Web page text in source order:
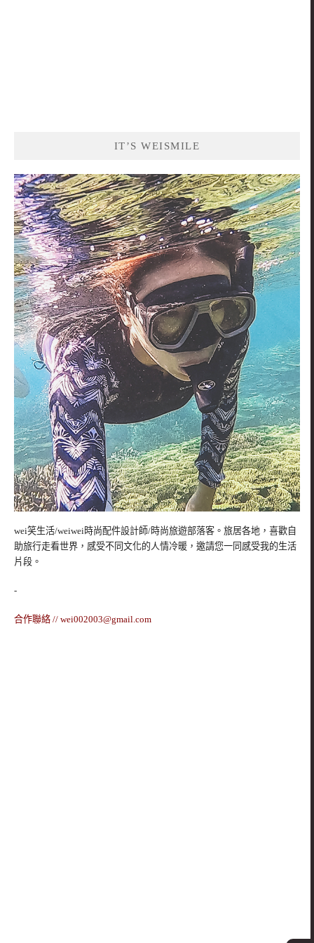
IT’S WEISMILE
wei笑生活/weiwei時尚配件設計師/時尚旅遊部落客。旅居各地，喜歡自
助旅行走看世界，感受不同文化的人情冷暖，邀請您一同感受我的生活
片段。
-
合作聯絡 // wei002003@gmail.com